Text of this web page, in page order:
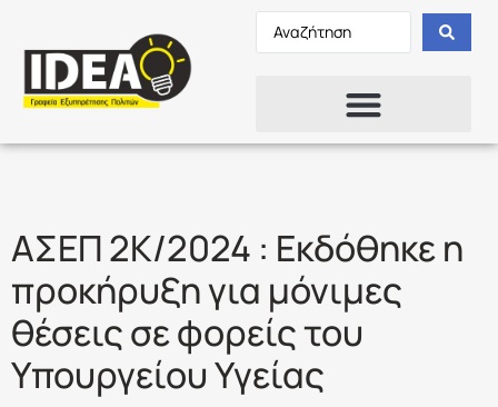
ΑΣΕΠ 2Κ/2024 : Εκδόθηκε η
προκήρυξη για μόνιμες
θέσεις σε φορείς του
Υπουργείου Υγείας